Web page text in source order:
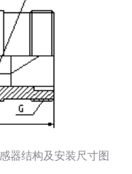
器结构及安装尺寸图